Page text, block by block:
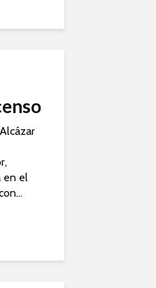
en el